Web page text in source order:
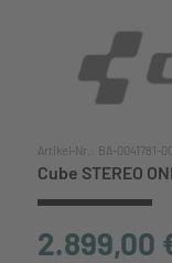
Artikel-Nr.: BA-0041781-
Cube STEREO
2.899,00